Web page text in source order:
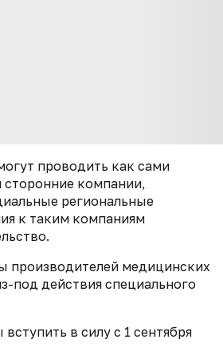
проводить как сами
сторонние компании,
региональные
к таким компаниям
производителей медицинских
под действия специального
в силу с 1 сентября